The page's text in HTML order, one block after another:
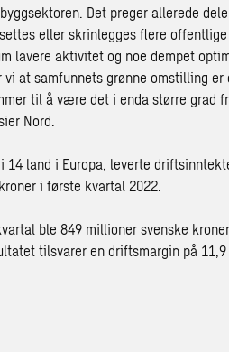
Det preger allerede
eller skrinlegges flere offentlige
lavere aktivitet og noe dempet
vi at samfunnets grønne omstilling
til å være det i enda større grad
Nord.
14 land i Europa, leverte
i første kvartal 2022.
ble 849 millioner svenske
tilsvarer en driftsmargin på